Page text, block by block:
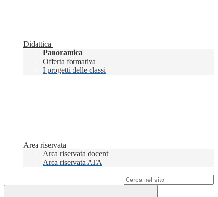
Didattica
Panoramica
Offerta formativa
I progetti delle classi
Area riservata
Area riservata docenti
Area riservata ATA